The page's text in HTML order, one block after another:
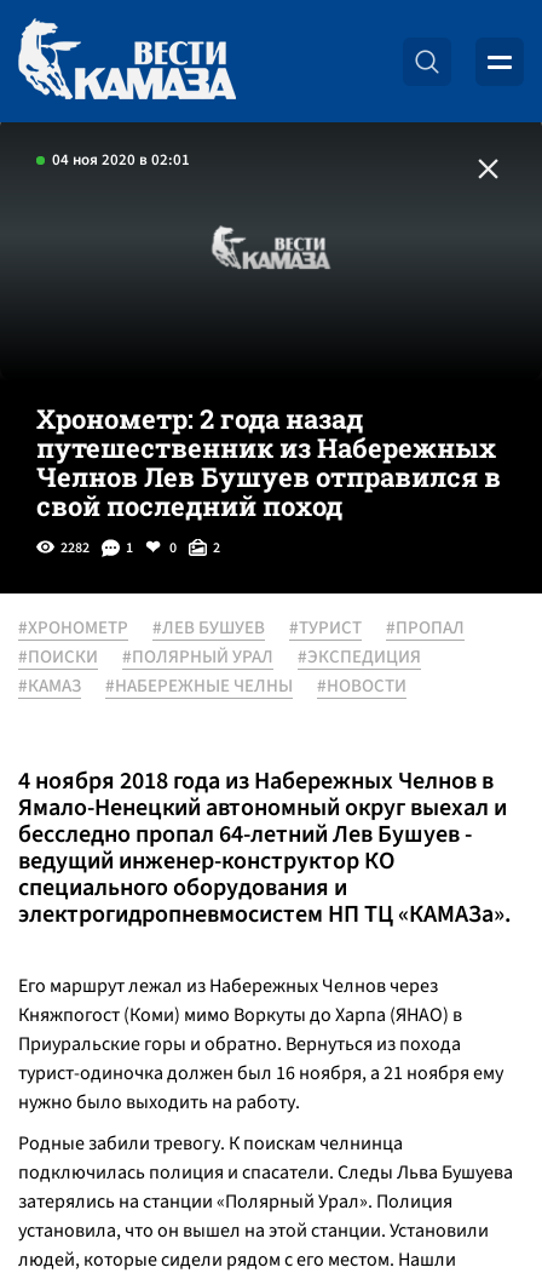
04 ноя 2020 в 02:01
Хронометр: 2 года назад
путешественник из Набережных
Челнов Лев Бушуев отправился в
свой последний поход
2282 1 0 2
#ХРОНОМЕТР #ЛЕВ БУШУЕВ #ТУРИСТ
#ПРОПАЛ
#ПОИСКИ
#ПОЛЯРНЫЙ УРАЛ
#ЭКСПЕДИЦИЯ
#КАМАЗ
#НАБЕРЕЖНЫЕ ЧЕЛНЫ #НОВОСТИ
4 ноября 2018 года из Набережных Челнов в
Ямало-Ненецкий автономный округ выехал и
бесследно пропал 64-летний Лев Бушуев -
ведущий инженер-конструктор КО
специального оборудования и
электрогидропневмосистем НП ТЦ «КАМАЗа».
Его маршрут лежал из Набережных Челнов через
Княжпогост (Коми) мимо Воркуты до Харпа (ЯНАО) в
Приуральские горы и обратно. Вернуться из похода
турист-одиночка должен был 16 ноября, а 21 ноября ему
нужно было выходить на работу.
Родные забили тревогу. К поискам челнинца
подключилась полиция и спасатели. Следы Льва Бушуева
затерялись на станции «Полярный Урал». Полиция
установила, что он вышел на этой станции. Установили
людей, которые сидели рядом с его местом. Нашли